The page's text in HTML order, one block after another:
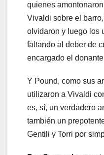
quienes
Vivaldi sobre el
olvidaron y luego los
faltando al deber de
encargado el
Y Pound, como sus
utilizaron a Vivaldi
es, sí, un verdadero
también un
Gentili y Torri por